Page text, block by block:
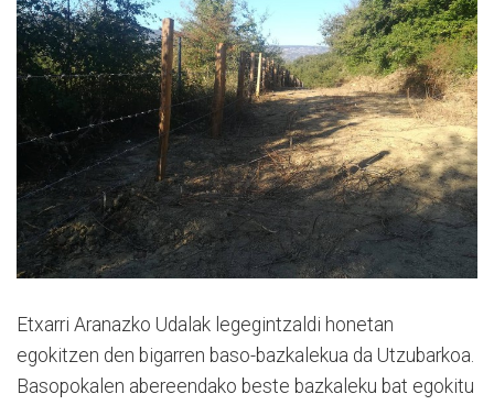
Etxarri Aranazko Udalak legegintzaldi honetan
egokitzen den bigarren baso-bazkalekua da Utzubarkoa.
Basopokalen abereendako beste bazkaleku bat egokitu